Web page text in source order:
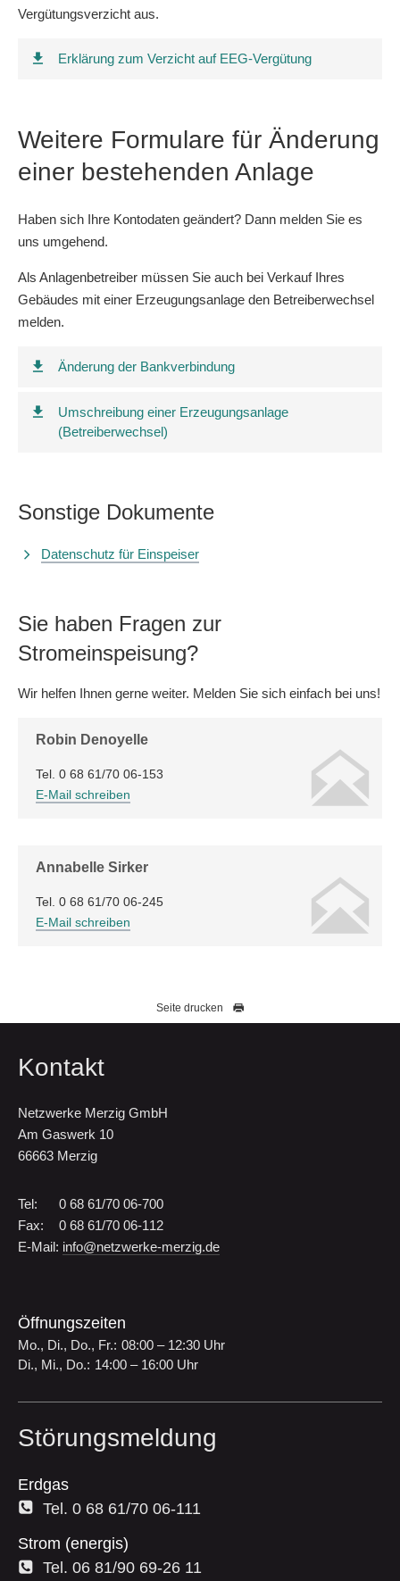
Vergütungsverzicht aus.
Erklärung zum Verzicht auf EEG-Vergütung
Weitere Formulare für Änderung
einer bestehenden Anlage
Haben sich Ihre Kontodaten geändert? Dann melden Sie es
uns umgehend.
Als Anlagenbetreiber müssen Sie auch bei Verkauf Ihres
Gebäudes mit einer Erzeugungsanlage den Betreiberwechsel
melden.
Änderung der Bankverbindung
Umschreibung einer Erzeugungsanlage
(Betreiberwechsel)
Sonstige Dokumente
Datenschutz für Einspeiser
Sie haben Fragen zur
Stromeinspeisung?
Wir helfen Ihnen gerne weiter. Melden Sie sich einfach bei uns!
Robin Denoyelle
Tel. 0 68 61/70 06-153
E-Mail schreiben
Annabelle Sirker
Tel. 0 68 61/70 06-245
E-Mail schreiben
Seite drucken
Kontakt
Netzwerke Merzig GmbH
Am Gaswerk 10
66663 Merzig
Tel:
0 68 61/70 06-700
Fax:
0 68 61/70 06-112
E-Mail: info@netzwerke-merzig.de
Öffnungszeiten
Mo., Di., Do., Fr.: 08:00 – 12:30 Uhr
Di., Mi., Do.: 14:00 – 16:00 Uhr
Störungsmeldung
Erdgas
Tel. 0 68 61/70 06-111
Strom (energis)
Tel. 06 81/90 69-26 11